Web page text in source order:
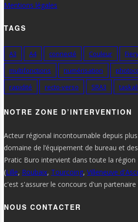
Mentions légales
TAGS
A3 A4 connecté Couleur
multifonctions
numérisation
rapidité
recto-verso SRA3
NOTRE ZONE D’INTERVENTION
Acteur régional incontournable depuis
domaine de l’équipement de bureau et
Pratic Buro intervient dans toute la région
(Lille, Roubaix, Tourcoing, Villeneuve
c'est s'assurer le concours d'un
NOUS CONTACTER